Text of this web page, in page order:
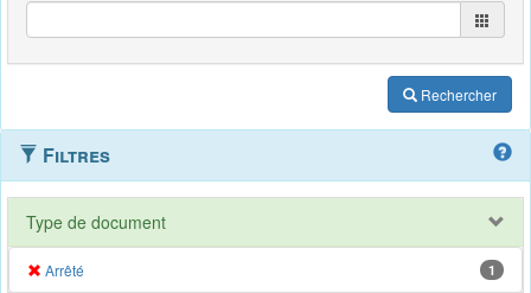
Rechercher
Filtres
Type de document
Arrêté 1